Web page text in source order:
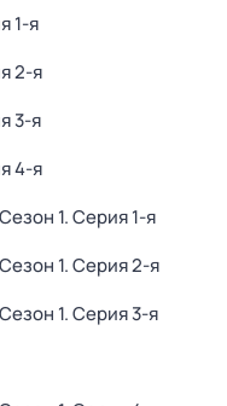
1-я
2-я
3-я
4-я
1. Серия 1-я
1. Серия 2-я
1. Серия 3-я